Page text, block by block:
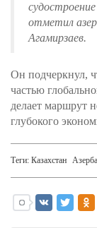
отметил
Агамирзаев.
Он подчеркнул,
частью
делает маршрут
глубокого
Теги: Казахстан